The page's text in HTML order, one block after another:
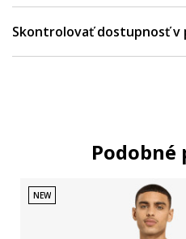
Skontrolovať dostupnosť v
NEW